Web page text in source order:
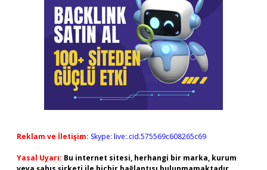
Reklam ve İletişim: Skype: live:.cid.575569c608265c69
Yasal Uyarı: Bu internet sitesi, herhangi bir marka, kurum